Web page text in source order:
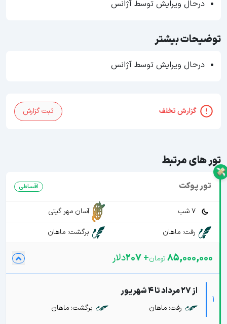
درحال ویرایش توسط آژانس
توضیحات بیشتر
درحال ویرایش توسط آژانس
گزارش تخلف ثبت گزارش
تور های مرتبط
تور پوکت اقساطی
7 شب
آسان مهر گیتی
رفت: ماهان
برگشت: ماهان
85,000,000
+
207دلار
1
از 27 مرداد تا 4 شهریور
رفت: ماهان برگشت: ماهان